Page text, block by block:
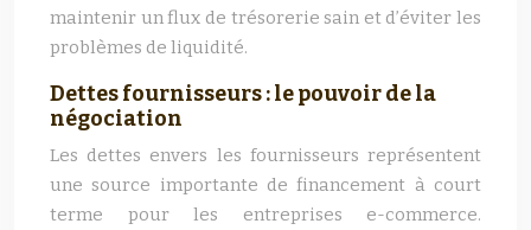
maintenir un flux de trésorerie sain et d’éviter les
problèmes de liquidité.
Dettes fournisseurs : le pouvoir de la
négociation
Les dettes envers les fournisseurs représentent
une source importante de financement à court
terme pour les entreprises e-commerce.